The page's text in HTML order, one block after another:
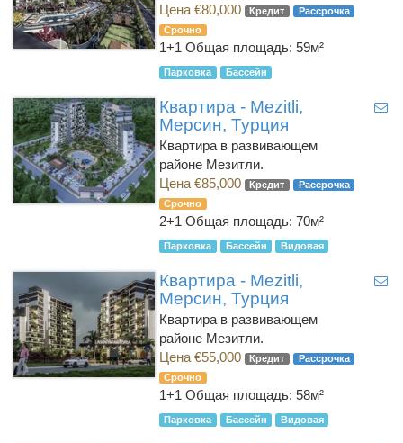
Цена €80,000
Кредит
Рассрочка
Срочно
1+1 Общая площадь: 59м²
Парковка Бассейн
Квартира - Mezitli,
Мерсин, Турция
Квартира в развивающем
районе Мезитли.
Цена €85,000
Кредит
Рассрочка
Срочно
2+1 Общая площадь: 70м²
Парковка Бассейн Видовая
Квартира - Mezitli,
Мерсин, Турция
Квартира в развивающем
районе Мезитли.
Цена €55,000
Кредит
Рассрочка
Срочно
1+1 Общая площадь: 58м²
Парковка Бассейн Видовая